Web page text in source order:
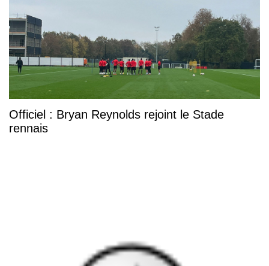
Officiel : Bryan Reynolds rejoint le Stade
rennais